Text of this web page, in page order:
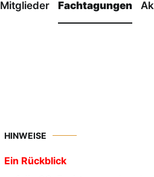
Mitglieder Fachtagungen
HINWEISE
Ein Rückblick